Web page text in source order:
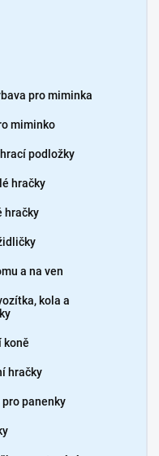
pro miminka
miminko
podložky
hračky
hračky
a na ven
kola a
koně
hračky
pro panenky